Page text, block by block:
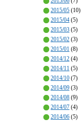
2015/05 (10)
2015/04 (5)
2015/03 (5)
2015/02 (3)
2015/01 (8)
2014/12 (4)
2014/11 (5)
2014/10 (7)
2014/09 (3)
2014/08 (9)
2014/07 (4)
2014/06 (5)